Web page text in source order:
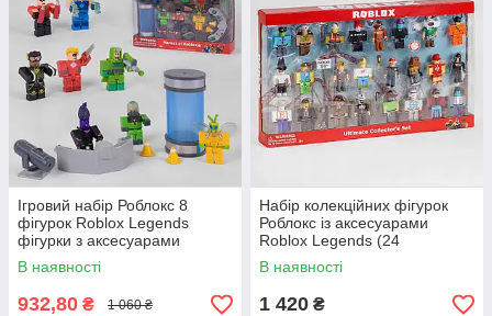
Ігровий набір Роблокс 8
фігурок Roblox Legends
фігурки з аксесуарами
великий набір Роблокс
В наявності
932,80 ₴ 1 060 ₴
Набір колекційних фігурок
Роблокс із аксесуарами
Roblox Legends (24
чоловічки)
В наявності
1 420 ₴